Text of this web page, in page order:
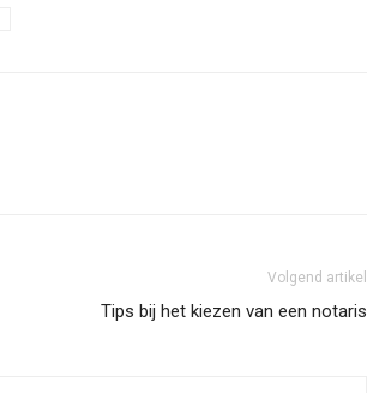
Volgend artikel
Tips bij het kiezen van een notaris